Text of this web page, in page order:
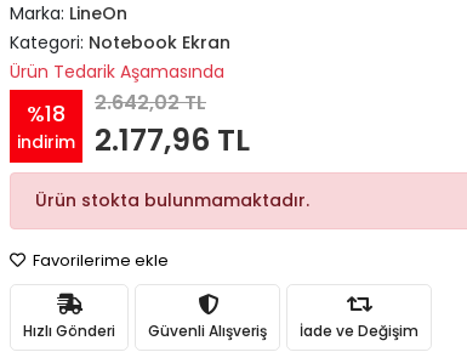
Marka: LineOn
Kategori: Notebook Ekran
Ürün Tedarik Aşamasında
%18
indirim
2.642,02 TL
2.177,96 TL
Ürün stokta bulunmamaktadır.
Favorilerime ekle
Hızlı Gönderi Güvenli Alışveriş İade ve Değişim